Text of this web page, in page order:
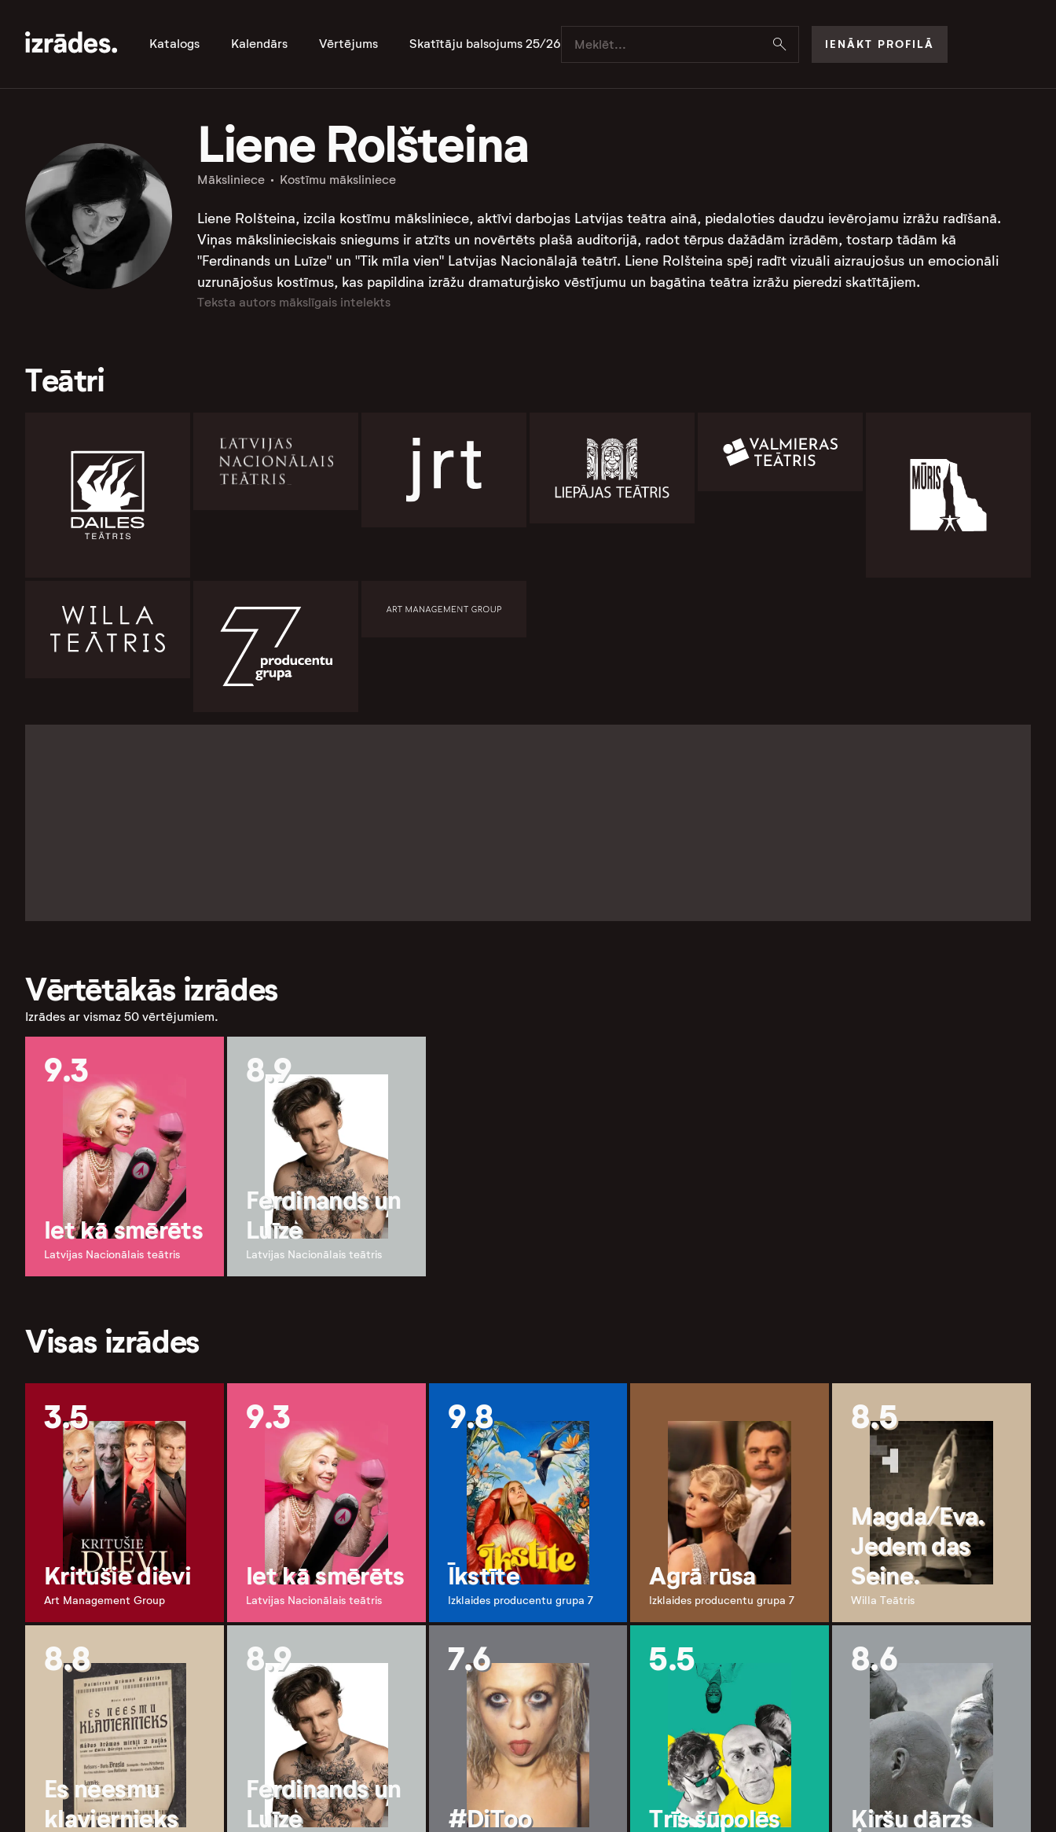
Katalogs Kalendārs Vērtējums Skatītāju balsojums 25/26 IENĀKT PROFILĀ
Liene Rolšteina
Māksliniece Kostīmu māksliniece
Liene Rolšteina, izcila kostīmu māksliniece, aktīvi darbojas Latvijas teātra ainā, piedaloties daudzu ievērojamu izrāžu radīšanā.
Viņas mākslinieciskais sniegums ir atzīts un novērtēts plašā auditorijā, radot tērpus dažādām izrādēm, tostarp tādām kā
"Ferdinands un Luīze" un "Tik mīla vien" Latvijas Nacionālajā teātrī. Liene Rolšteina spēj radīt vizuāli aizraujošus un emocionāli
uzrunājošus kostīmus, kas papildina izrāžu dramaturģisko vēstījumu un bagātina teātra izrāžu pieredzi skatītājiem.
Teksta autors mākslīgais intelekts
Teātri
Vērtētākās izrādes
Izrādes ar vismaz 50 vērtējumiem.
9.3
Iet kā smērēts
Latvijas Nacionālais teātris
8.9
Ferdinands un
Luīze
Latvijas Nacionālais teātris
Visas izrādes
3.5
Kritušie dievi
Art Management Group
9.3
Iet kā smērēts
Latvijas Nacionālais teātris
9.8
Īkstīte
Izklaides producentu grupa 7
Agrā rūsa
Izklaides producentu grupa 7
8.5
Magda/Eva.
Jedem das
Seine.
Willa Teātris
8.8
Es neesmu
klaviernieks
8.9
Ferdinands un
Luīze
7.6
#DiToo
5.5
Trīs šūpolēs
8.6
Ķiršu dārzs